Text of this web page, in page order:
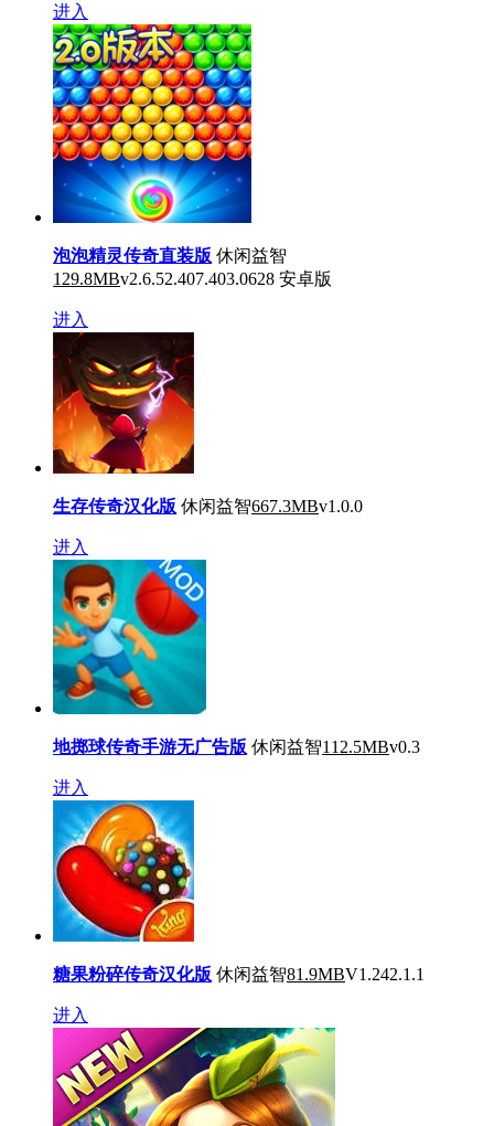
进入
泡泡精灵传奇直装版 休闲益智
129.8MBv2.6.52.407.403.0628 安卓版
进入
生存传奇汉化版 休闲益智667.3MBv1.0.0
进入
地掷球传奇手游无广告版 休闲益智112.5MBv0.3
进入
糖果粉碎传奇汉化版 休闲益智81.9MBV1.242.1.1
进入